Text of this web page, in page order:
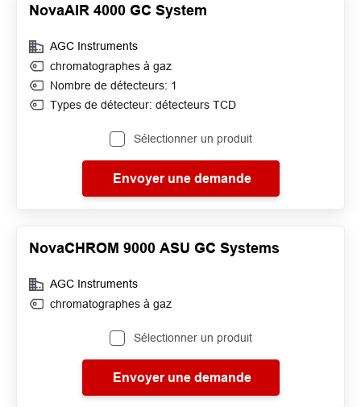
NovaAIR 4000 GC System
AGC Instruments
chromatographes à gaz
Nombre de détecteurs: 1
Types de détecteur: détecteurs TCD
Sélectionner un produit
Envoyer une demande
NovaCHROM 9000 ASU GC Systems
AGC Instruments
chromatographes à gaz
Sélectionner un produit
Envoyer une demande